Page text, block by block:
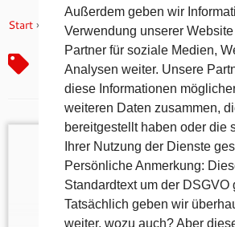
Inhalt
Start » Tiervorkommen
Tiervorkommen
Naturerlebnis Wengleinpark
WanderWochenendziel für die
Außerdem geben wir
Verwendung unserer
Partner für soziale Medien,
Analysen weiter. Unsere
diese Informationen
weiteren Daten zusammen,
bereitgestellt haben oder die
Ihrer Nutzung der Dienste
Persönliche Anmerkung:
Standardtext um der DSGVO
Tatsächlich geben wir
weiter, wozu auch? Aber